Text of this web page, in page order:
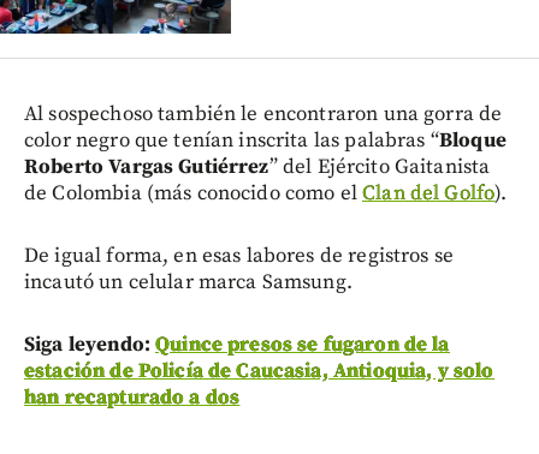
Al sospechoso también le encontraron una gorra de
color negro que tenían inscrita las palabras “Bloque
Roberto Vargas Gutiérrez” del Ejército Gaitanista
de Colombia (más conocido como elClan del Golfo).
De igual forma, en esas labores de registros se
incautó un celular marca Samsung.
Siga leyendo:Quince presos se fugaron de la
estación de Policía de Caucasia, Antioquia, y solo
han recapturado a dos